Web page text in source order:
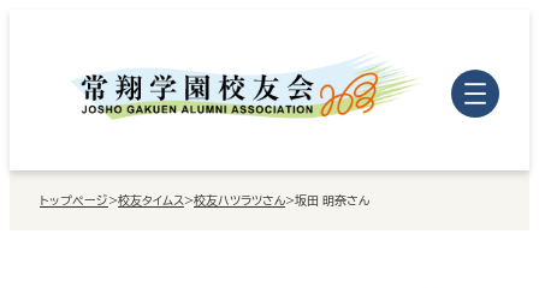
トップページ >校友タイムス >校友ハツラツさん>坂田 明奈さん